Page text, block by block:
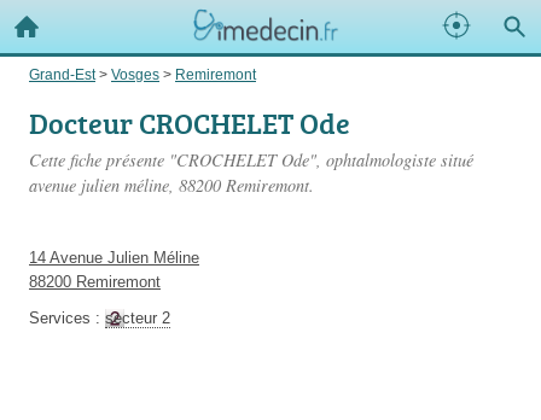
Grand-Est> Vosges > Remiremont
Docteur CROCHELET Ode
Cette fiche présente "CROCHELET Ode", ophtalmologiste situé
avenue julien méline, 88200 Remiremont.
14 Avenue Julien Méline
88200 Remiremont
Services : secteur 2